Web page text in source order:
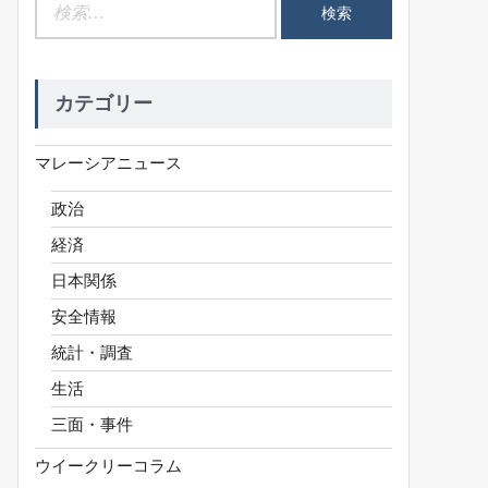
カテゴリー
マレーシアニュース
政治
経済
日本関係
安全情報
統計・調査
生活
三面・事件
ウイークリーコラム